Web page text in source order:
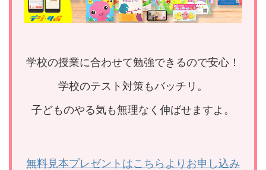
学校の授業に合わせて勉強できるので安心！
学校のテスト対策もバッチリ。
子どものやる気も無理なく伸ばせますよ。
無料見本プレゼントはこちらよりお申し込み